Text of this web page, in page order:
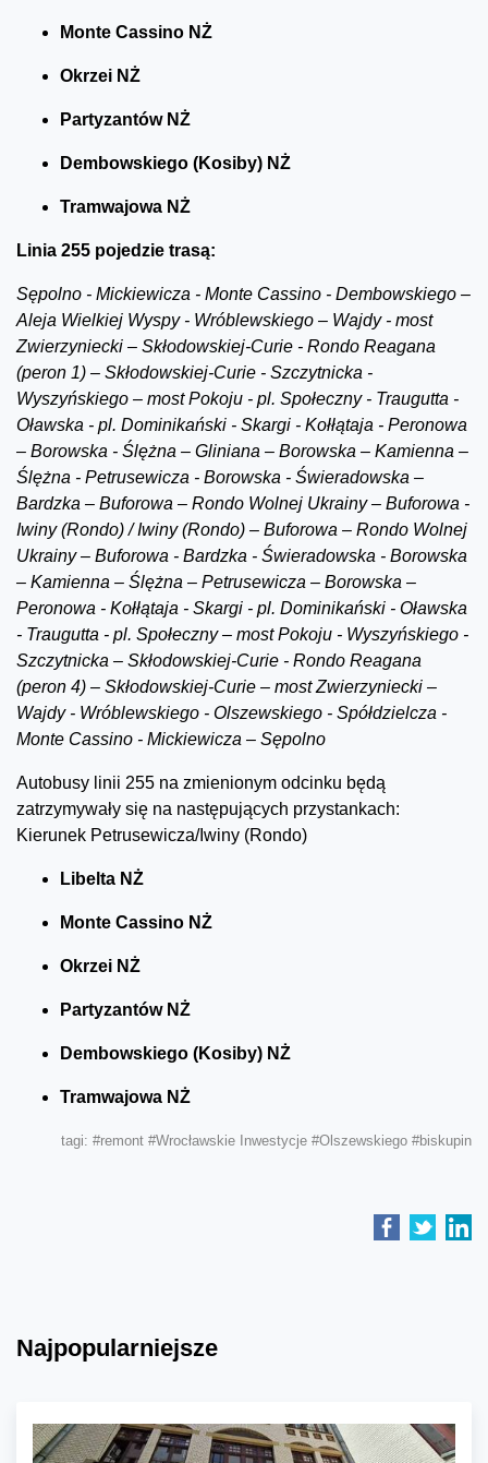
Monte Cassino NŻ
Okrzei NŻ
Partyzantów NŻ
Dembowskiego (Kosiby) NŻ
Tramwajowa NŻ
Linia 255 pojedzie trasą:
Sępolno - Mickiewicza - Monte Cassino - Dembowskiego –
Aleja Wielkiej Wyspy - Wróblewskiego – Wajdy - most
Zwierzyniecki – Skłodowskiej-Curie - Rondo Reagana
(peron 1) – Skłodowskiej-Curie - Szczytnicka -
Wyszyńskiego – most Pokoju - pl. Społeczny - Traugutta -
Oławska - pl. Dominikański - Skargi - Kołłątaja - Peronowa
– Borowska - Ślężna – Gliniana – Borowska – Kamienna –
Ślężna - Petrusewicza - Borowska - Świeradowska –
Bardzka – Buforowa – Rondo Wolnej Ukrainy – Buforowa -
Iwiny (Rondo) / Iwiny (Rondo) – Buforowa – Rondo Wolnej
Ukrainy – Buforowa - Bardzka - Świeradowska - Borowska
– Kamienna – Ślężna – Petrusewicza – Borowska –
Peronowa - Kołłątaja - Skargi - pl. Dominikański - Oławska
- Traugutta - pl. Społeczny – most Pokoju - Wyszyńskiego -
Szczytnicka – Skłodowskiej-Curie - Rondo Reagana
(peron 4) – Skłodowskiej-Curie – most Zwierzyniecki –
Wajdy - Wróblewskiego - Olszewskiego - Spółdzielcza -
Monte Cassino - Mickiewicza – Sępolno
Autobusy linii 255 na zmienionym odcinku będą
zatrzymywały się na następujących przystankach:
Kierunek Petrusewicza/Iwiny (Rondo)
Libelta NŻ
Monte Cassino NŻ
Okrzei NŻ
Partyzantów NŻ
Dembowskiego (Kosiby) NŻ
Tramwajowa NŻ
tagi: #remont #Wrocławskie Inwestycje #Olszewskiego #biskupin
Najpopularniejsze